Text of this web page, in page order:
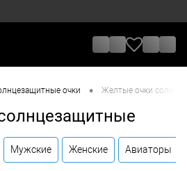
очки • Желтые очки
Мужские Женские Авиаторы